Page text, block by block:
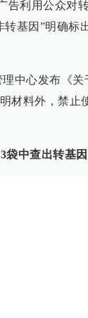
利用公众对转
转基因”明确
心发布《关
材料外，禁止
袋中查出转基因